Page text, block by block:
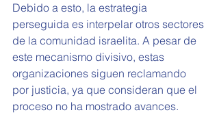
Debido a esto, la estrategia
perseguida es interpelar otros sectores
de la comunidad israelita. A pesar de
este mecanismo divisivo, estas
organizaciones siguen reclamando
por justicia, ya que consideran que el
proceso no ha mostrado avances.